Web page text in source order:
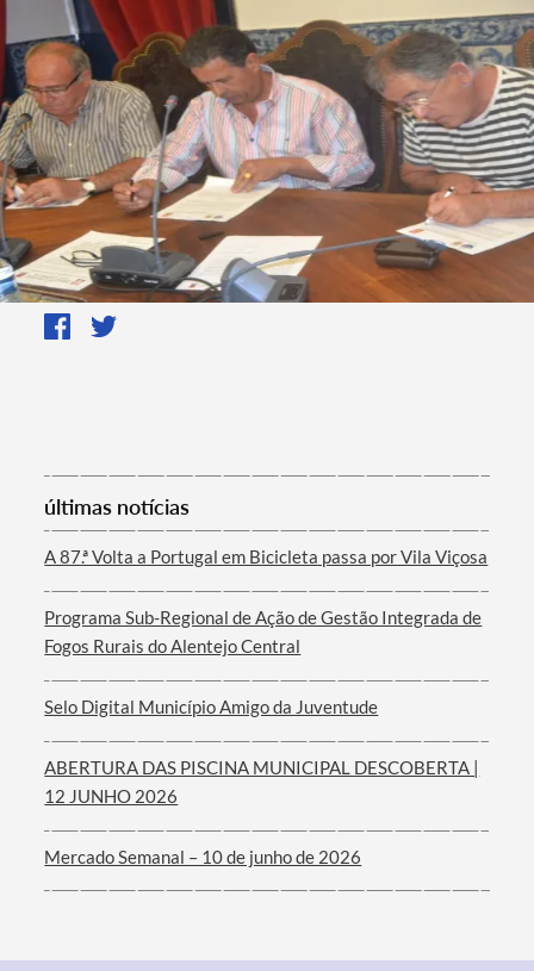
Termo de Pesquisa
Categorias gerais
últimas notícias
A 87.ª Volta a Portugal em Bicicleta passa por Vila Viçosa
Programa Sub-Regional de Ação de Gestão Integrada de
Fogos Rurais do Alentejo Central
Selo Digital Município Amigo da Juventude
ABERTURA DAS PISCINA MUNICIPAL DESCOBERTA |
12 JUNHO 2026
Mercado Semanal – 10 de junho de 2026